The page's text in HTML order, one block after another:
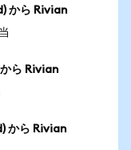
から Rivian
ら Rivian
から Rivian